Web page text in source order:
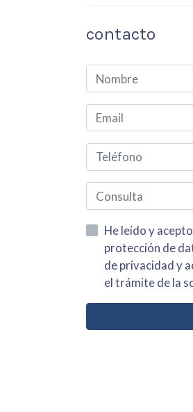
contacto
He leído y acepto la información básica sobre
protección de datos asi como el aviso legal y
de privacidad y acepto el tratamiento de mis datos para
el trámite de la